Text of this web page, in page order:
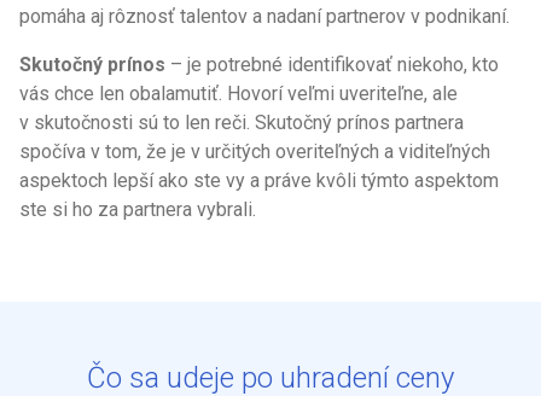
pomáha aj rôznosť talentov a nadaní partnerov v podnikaní.
Skutočný prínos – je potrebné identifikovať niekoho, kto
vás chce len obalamutiť. Hovorí veľmi uveriteľne, ale
v skutočnosti sú to len reči. Skutočný prínos partnera
spočíva v tom, že je v určitých overiteľných a viditeľných
aspektoch lepší ako ste vy a práve kvôli týmto aspektom
ste si ho za partnera vybrali.
Čo sa udeje po uhradení ceny